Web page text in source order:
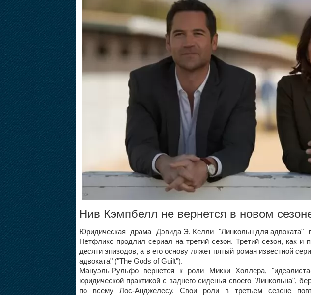
Нив Кэмпбелл не вернется в новом
Юридическая драма Дэвида Э. Келли "Линкольн для адвоката"
Нетфликс продлил сериал на третий сезон. Третий сезон, как и
десяти эпизодов, а в его основу ляжет пятый роман известной
адвоката" ("The Gods of Guilt").
Мануэль Рульфовернется к роли Микки Холлера, "идеалиста-
юридической практикой с заднего сиденья своего "Линкольна",
по всему Лос-Анджелесу. Свои роли в третьем сезоне